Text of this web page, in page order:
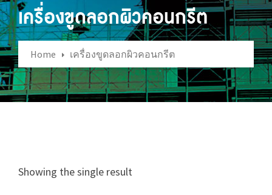
เครื่องขูดลอกผิวคอนกรีต
Home เครื่องขูดลอกผิวคอนกรีต
Showing the single result